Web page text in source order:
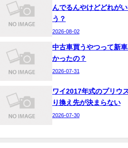
んでるんやけどどれが
う？
2026-08-02
中古車買うやつって新
かったの？
2026-07-31
ワイ2017年式のプリウ
り換え先が決まらない
2026-07-30